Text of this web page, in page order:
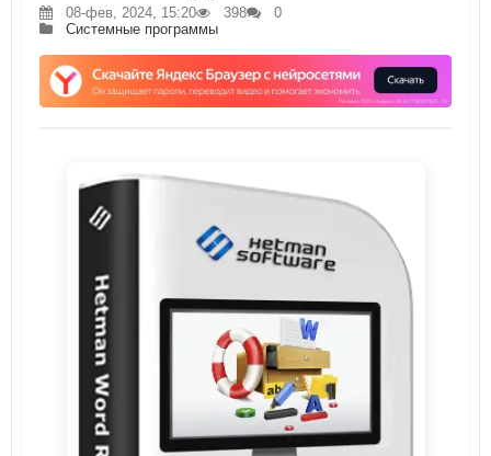
08-фев, 2024, 15:20 398
0
Системные программы